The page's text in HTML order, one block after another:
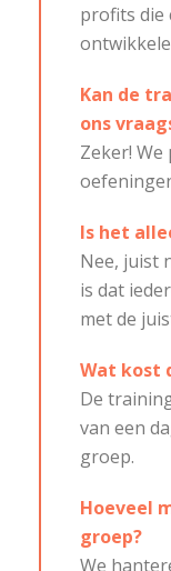
profits die
Kan de
ons
Zeker!
Is het
Nee, juist
is dat
met de
Wat kost
De
van een
groep.
Hoeveel
groep?
We